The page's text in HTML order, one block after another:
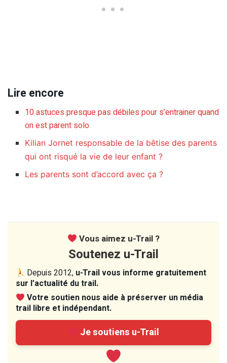
Lire encore
10 astuces presque pas débiles pour s’entrainer quand
on est parent solo
Kilian Jornet responsable de la bêtise des parents
qui ont risqué la vie de leur enfant ?
Les parents sont d’accord avec ça ?
Vous aimez u-Trail ?
Soutenez u-Trail
Depuis 2012, u-Trail vous informe gratuitement
sur l’actualité du trail.
Votre soutien nous aide à préserver un média
trail libre et indépendant.
Je soutiens u-Trail